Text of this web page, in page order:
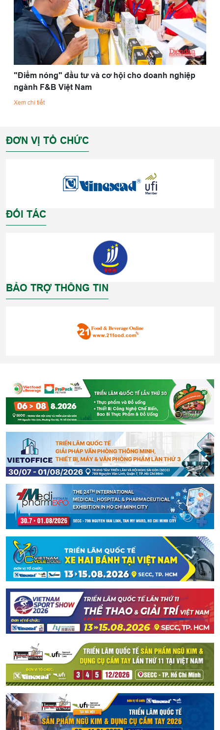
"Điểm nóng" đầu tư và cơ hội cho doanh nghiệp
ngành F&B Việt Nam
Xem chi tiết
ĐƠN VỊ TỔ CHỨC
ĐỐI TÁC
BẢO TRỢ THÔNG TIN